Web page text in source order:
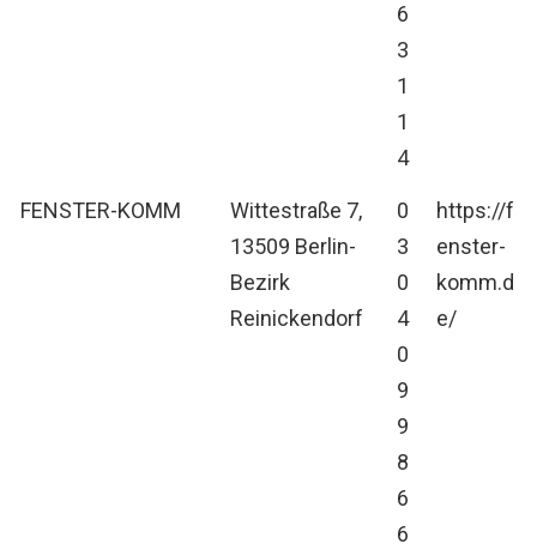
6
3
1
1
4
FENSTER-KOMM
Wittestraße 7,
13509 Berlin-
Bezirk
Reinickendorf
0
3
0
4
0
9
9
8
6
6
https://f
enster-
komm.d
e/